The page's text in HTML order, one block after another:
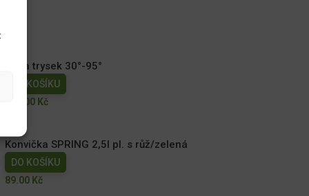
Sada trysek 30°-95°
DO KOŠÍKU
215.00 Kč
Konvička SPRING 2,5l pl. s růž/zelená
DO KOŠÍKU
89.00 Kč